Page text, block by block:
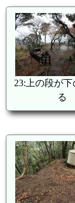
23:上の段が
る